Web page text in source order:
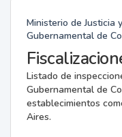
Ministerio de Justicia
Gubernamental de
Listado de
Gubernamental de
establecimientos
Aires.